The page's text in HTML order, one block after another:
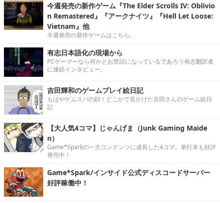
今週発売の新作ゲーム『The Elder Scrolls IV: Oblivio
n Remastered』『アークナイツ』『Hell Let Loose:
Vietnam』他
今週発売の新作ゲームはこちら。
有志日本語化の現場から
PCゲーマーなら何かとお世話になっているであろう有志翻訳者
に連続インタビュー。
吉田輝和のゲームプレイ絵日記
もはやゲムスパの顔！どこかで見かけた吉田さんのゲーム絵日
記
【大人気4コマ】じゃんげま（Junk Gaming Maide
n）
Game*Sparkの一大コンテンツに成長した4コマ。単行本も好評
発売中！
Game*Spark/インサイド公式ディスコードサーバー
好評稼働中！